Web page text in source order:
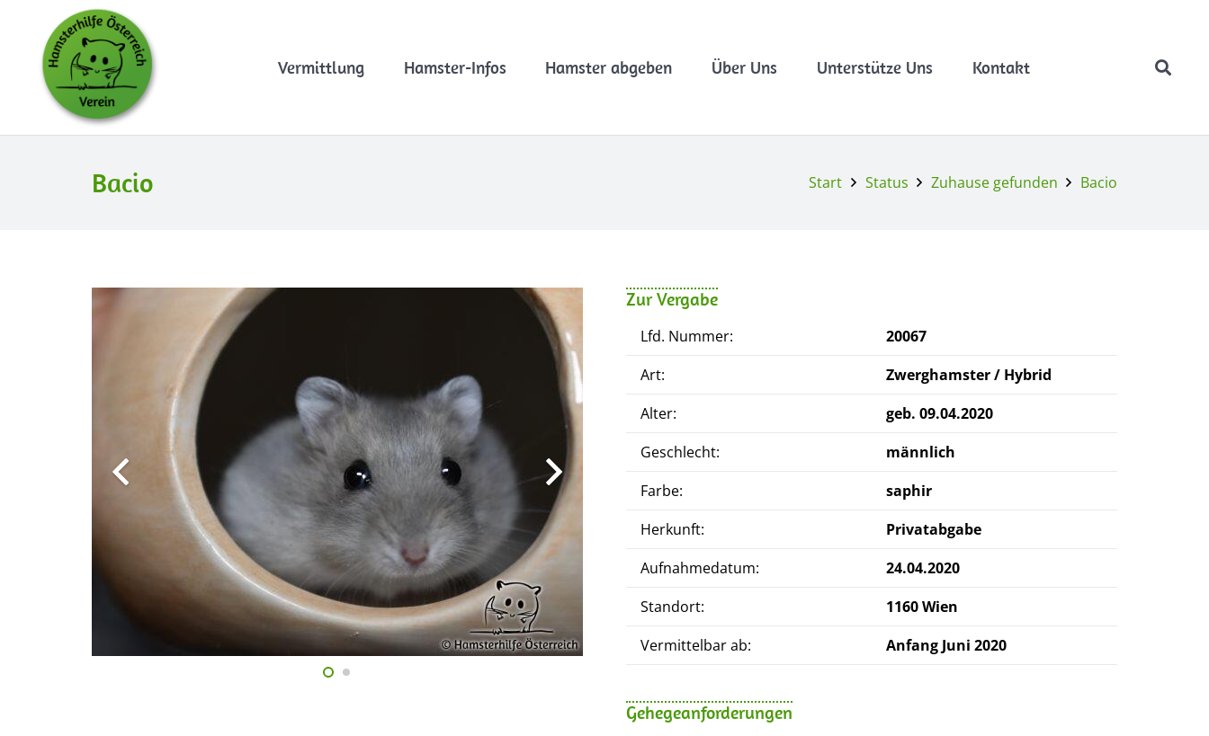
Vermittlung Hamster-Infos Hamster abgeben Über Uns Unterstütze Uns Kontakt
Bacio Start Status Zuhause gefunden Bacio
Zur Vergabe
Lfd. Nummer:
20067
Art:
Zwerghamster / Hybrid
Alter:
geb. 09.04.2020
Geschlecht:
männlich
Farbe:
saphir
Herkunft:
Privatabgabe
Aufnahmedatum:
24.04.2020
Standort:
1160 Wien
Vermittelbar ab:
Anfang Juni 2020
Gehegeanforderungen